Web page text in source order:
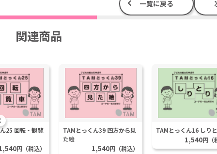
一覧に戻る
関連商品
25 回転・観覧
円（税込）
TAMとっくん39 四方から見
た絵
1,540円（税込）
TAMとっくん16 しり
1,540円（